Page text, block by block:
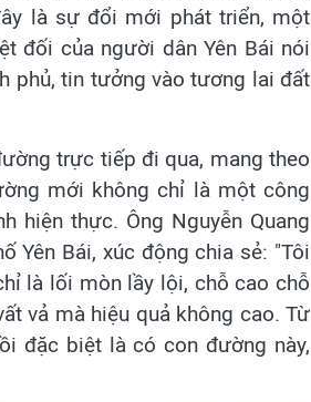
là sự đổi mới phát triển, một
đối của người dân Yên Bái nói
phủ, tin tưởng vào tương lai đất
trực tiếp đi qua, mang theo
mới không chỉ là một công
hiện thực. Ông Nguyễn Quang
Yên Bái, xúc động chia sẻ: "Tôi
là lối mòn lầy lội, chỗ cao chỗ
vả mà hiệu quả không cao. Từ
đặc biệt là có con đường này,